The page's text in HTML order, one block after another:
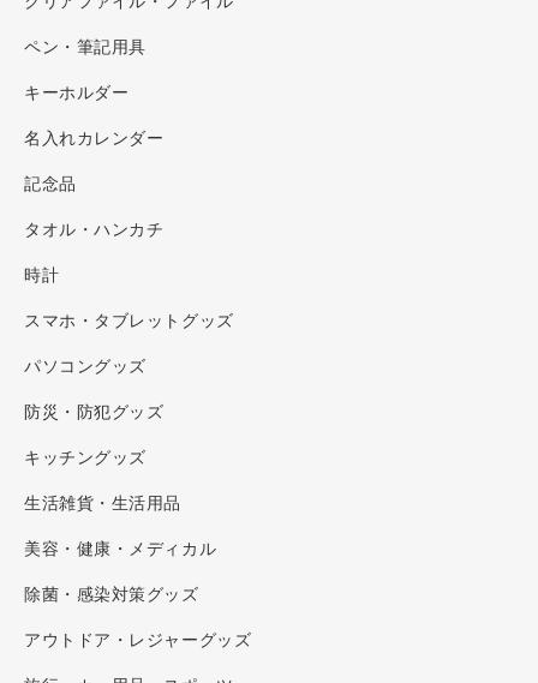
ペン・筆記用具
キーホルダー
名入れカレンダー
記念品
タオル・ハンカチ
時計
スマホ・タブレットグッズ
パソコングッズ
防災・防犯グッズ
キッチングッズ
生活雑貨・生活用品
美容・健康・メディカル
除菌・感染対策グッズ
アウトドア・レジャーグッズ